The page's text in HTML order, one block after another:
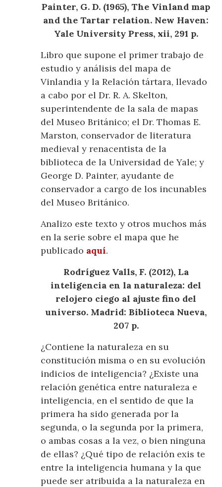
Painter, G. D. (1965), The Vinland map
and the Tartar relation. New Haven:
Yale University Press, xii, 291 p.
Libro que supone el primer trabajo de
estudio y análisis del mapa de
Vinlandia y la Relación tártara, llevado
a cabo por el Dr. R. A. Skelton,
superintendente de la sala de mapas
del Museo Británico; el Dr. Thomas E.
Marston, conservador de literatura
medieval y renacentista de la
biblioteca de la Universidad de Yale; y
George D. Painter, ayudante de
conservador a cargo de los incunables
del Museo Británico.
Analizo este texto y otros muchos más
en la serie sobre el mapa que he
publicado aquí.
Rodríguez Valls, F. (2012), La
inteligencia en la naturaleza: del
relojero ciego al ajuste fino del
universo. Madrid: Biblioteca Nueva,
207 p.
¿Contiene la naturaleza en su
constitución misma o en su evolución
indicios de inteligencia? ¿Existe una
relación genética entre naturaleza e
inteligencia, en el sentido de que la
primera ha sido generada por la
segunda, o la segunda por la primera,
o ambas cosas a la vez, o bien ninguna
de ellas? ¿Qué tipo de relación existe
entre la inteligencia humana y la que
puede ser atribuida a la naturaleza en